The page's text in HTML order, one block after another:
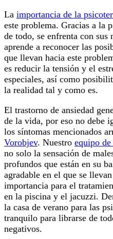
La importancia de la
este problema. Gracias a la
de todo, se enfrenta con sus
aprende a reconocer las
que llevan hacia este
es reducir la tensión y el
especiales, así como
la realidad tal y como es.
El trastorno de ansiedad
de la vida, por eso no debe
los síntomas mencionados
Vorobjev. Nuestro equipo
no solo la sensación de
profundos que están en su
agradable en el que se
importancia para el
en la piscina y el jacuzzi.
la casa de verano para las
tranquilo para librarse de
negativos.